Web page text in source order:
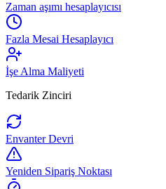
Zaman aşımı hesaplayıcısı
Fazla Mesai Hesaplayıcı
İşe Alma Maliyeti
Tedarik Zinciri
Envanter Devri
Yeniden Sipariş Noktası